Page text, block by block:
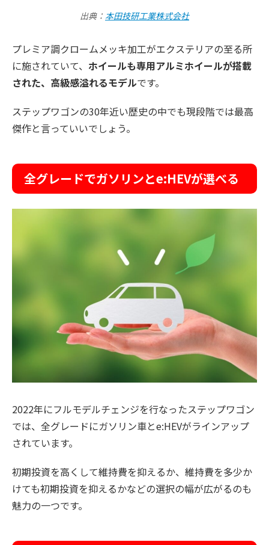
出典： 本田技研工業株式会社
プレミア調クロームメッキ加工がエクステリアの至る所
に施されていて、 ホイールも専用アルミホイールが搭載
された、高級感溢れるモデルです。
ステップワゴンの30年近い歴史の中でも現段階では最高
傑作と言っていいでしょう。
全グレードでガソリンとe:HEVが選べる
2022年にフルモデルチェンジを行なったステップワゴン
では、全グレードにガソリン車とe:HEVがラインアップ
されています。
初期投資を高くして維持費を抑えるか、維持費を多少か
けても初期投資を抑えるかなどの選択の幅が広がるのも
魅力の一つです。